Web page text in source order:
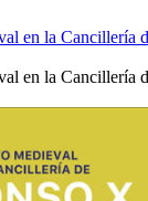
en la Cancillería
en la Cancillería